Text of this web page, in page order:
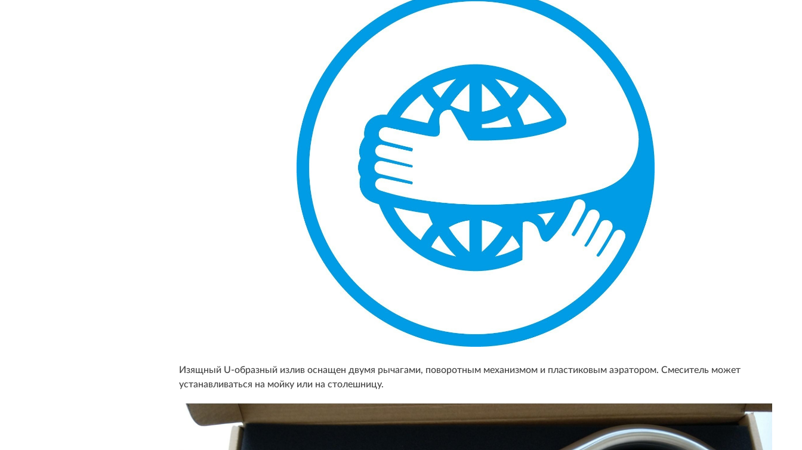
Изящный U-образный излив оснащен двумя рычагами, поворотным механизмом и пластиковым аэратором. Смеситель может
устанавливаться на мойку или на столешницу.